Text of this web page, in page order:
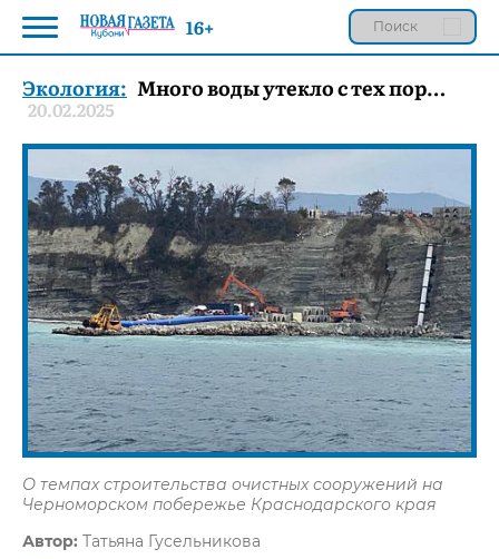
Экология: Много воды утекло с тех пор…
20.02.2025
О темпах строительства очистных сооружений на
Черноморском побережье Краснодарского края
Автор: Татьяна Гусельникова
16+